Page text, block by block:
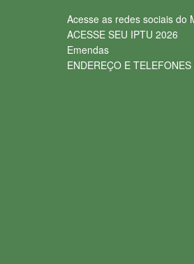
Acesse as redes sociais do
ACESSE SEU IPTU 2026
Emendas
ENDEREÇO E